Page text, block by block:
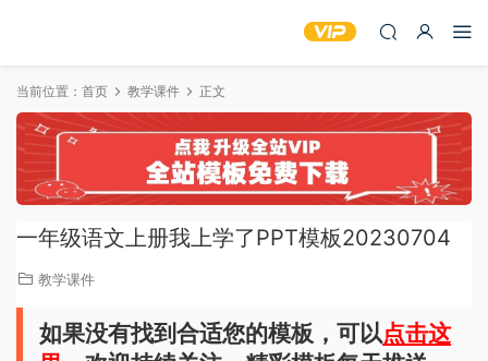
当前位置： 首页 教学课件 正文
一年级语文上册我上学了PPT模板20230704
教学课件
如果没有找到合适您的模板，可以点击这